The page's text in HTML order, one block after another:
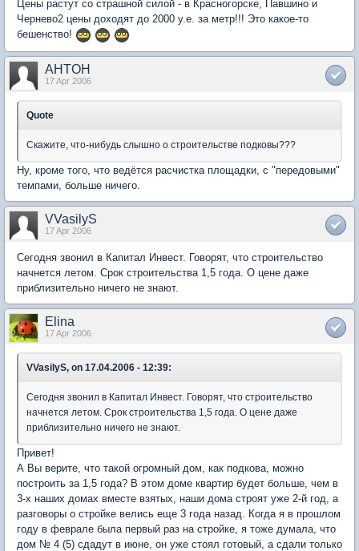
Цены растут со страшной силой - в Красногорске, Павшино и
Чернево2 цены доходят до 2000 у.е. за метр!!! Это какое-то
бешенство!
AHTOH
17 Apr 2006
Quote
Скажите, что-нибудь слышно о строительстве подковы???
Ну, кроме того, что ведётся расчистка площадки, с "передовыми"
темпами, больше ничего.
VVasilyS
17 Apr 2006
Сегодня звонил в Капитал Инвест. Говорят, что строительство
начнется летом. Срок строительства 1,5 года. О цене даже
приблизительно ничего не знают.
Elina
17 Apr 2006
VVasilyS, on 17.04.2006 - 12:39:
Сегодня звонил в Капитал Инвест. Говорят, что строительство
начнется летом. Срок строительства 1,5 года. О цене даже
приблизительно ничего не знают.
Привет!
А Вы верите, что такой огромный дом, как подкова, можно
построить за 1,5 года? В этом доме квартир будет больше, чем в
3-х наших домах вместе взятых, наши дома строят уже 2-й год, а
разговоры о стройке велись еще 3 года назад. Когда я в прошлом
году в феврале была первый раз на стройке, я тоже думала, что
дом № 4 (5) сдадут в июне, он уже стоял готовый, а сдали только